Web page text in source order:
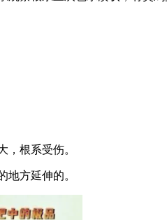
根系受伤。
方延伸的。